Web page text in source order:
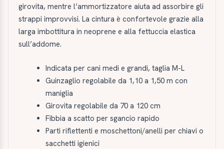
girovita, mentre l’ammortizzatore aiuta ad assorbire gli
strappi improvvisi. La cintura è confortevole grazie alla
larga imbottitura in neoprene e alla fettuccia elastica
sull’addome.
Indicata per cani medi e grandi, taglia M-L
Guinzaglio regolabile da 1,10 a 1,50 m con
maniglia
Girovita regolabile da 70 a 120 cm
Fibbia a scatto per sgancio rapido
Parti riflettenti e moschettoni/anelli per chiavi o
sacchetti igienici